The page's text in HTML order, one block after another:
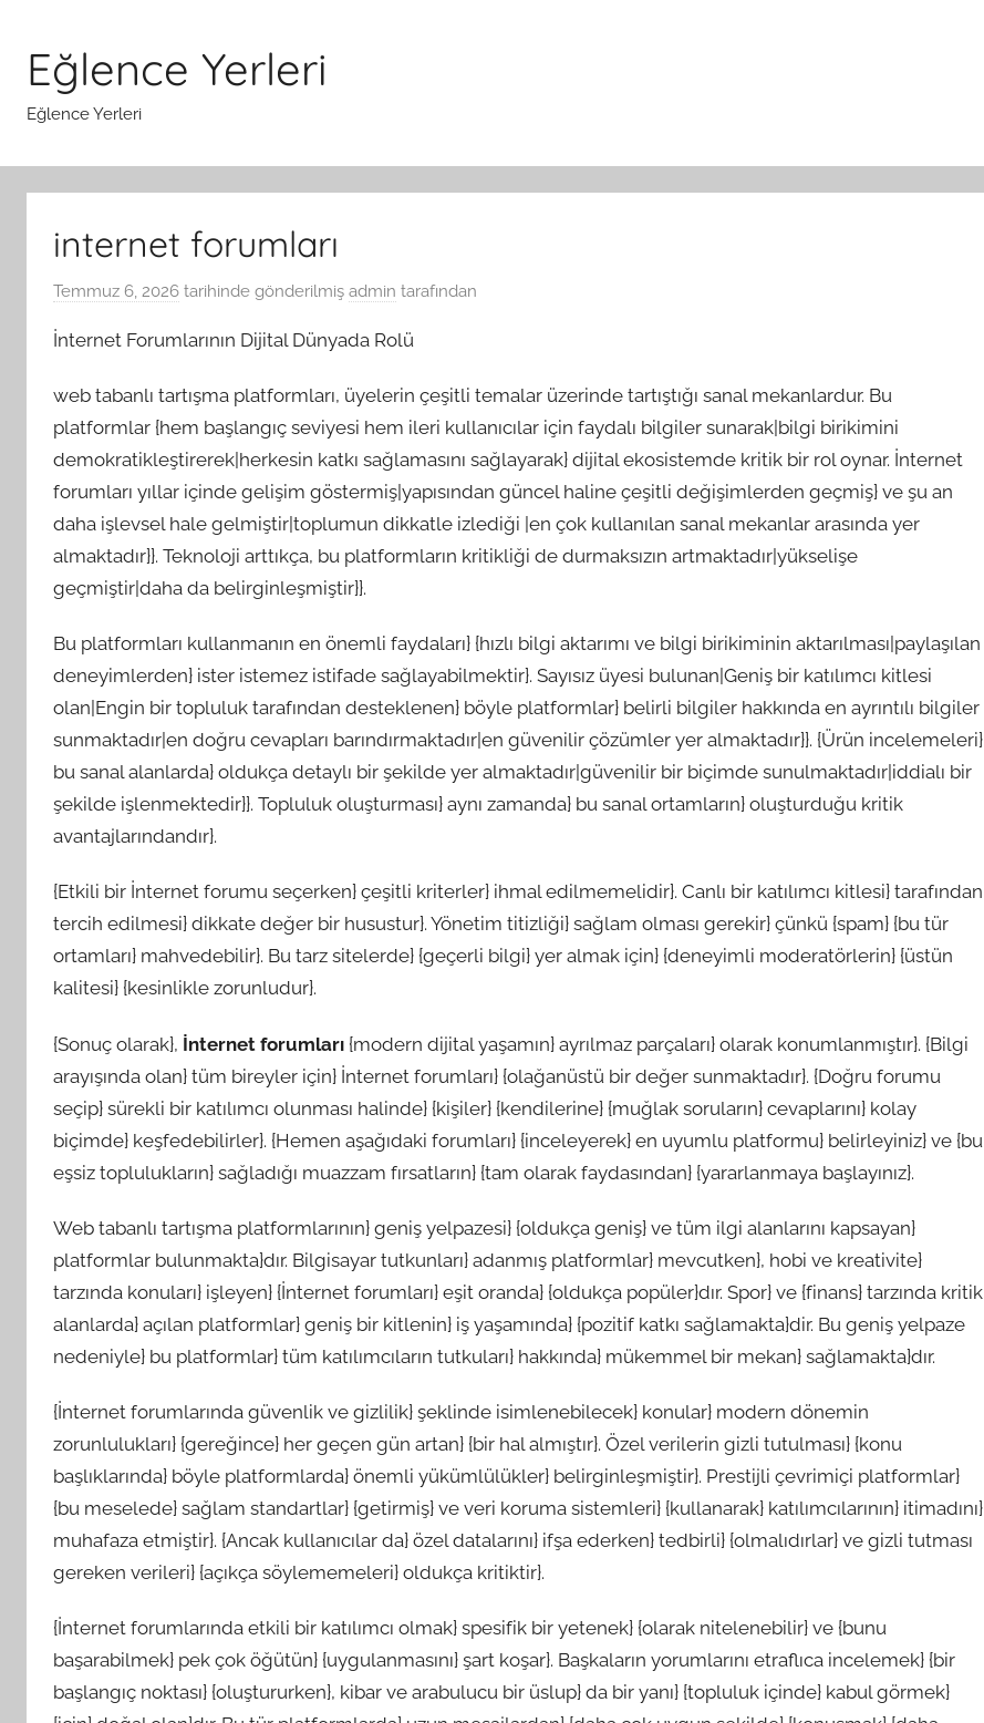
Eğlence Yerleri
Eğlence Yerleri
internet forumları
Temmuz 6, 2026 tarihinde gönderilmiş admin tarafından
İnternet Forumlarının Dijital Dünyada Rolü
web tabanlı tartışma platformları, üyelerin çeşitli temalar üzerinde tartıştığı sanal mekanlardur. Bu
platformlar {hem başlangıç seviyesi hem ileri kullanıcılar için faydalı bilgiler sunarak|bilgi birikimini
demokratikleştirerek|herkesin katkı sağlamasını sağlayarak} dijital ekosistemde kritik bir rol oynar. İnternet
forumları yıllar içinde gelişim göstermiş|yapısından güncel haline çeşitli değişimlerden geçmiş} ve şu an
daha işlevsel hale gelmiştir|toplumun dikkatle izlediği |en çok kullanılan sanal mekanlar arasında yer
almaktadır}}. Teknoloji arttıkça, bu platformların kritikliği de durmaksızın artmaktadır|yükselişe
geçmiştir|daha da belirginleşmiştir}}.
Bu platformları kullanmanın en önemli faydaları} {hızlı bilgi aktarımı ve bilgi birikiminin aktarılması|paylaşılan
deneyimlerden} ister istemez istifade sağlayabilmektir}. Sayısız üyesi bulunan|Geniş bir katılımcı kitlesi
olan|Engin bir topluluk tarafından desteklenen} böyle platformlar} belirli bilgiler hakkında en ayrıntılı bilgiler
sunmaktadır|en doğru cevapları barındırmaktadır|en güvenilir çözümler yer almaktadır}}. {Ürün incelemeleri}
bu sanal alanlarda} oldukça detaylı bir şekilde yer almaktadır|güvenilir bir biçimde sunulmaktadır|iddialı bir
şekilde işlenmektedir}}. Topluluk oluşturması} aynı zamanda} bu sanal ortamların} oluşturduğu kritik
avantajlarındandır}.
{Etkili bir İnternet forumu seçerken} çeşitli kriterler} ihmal edilmemelidir}. Canlı bir katılımcı kitlesi} tarafından
tercih edilmesi} dikkate değer bir husustur}. Yönetim titizliği} sağlam olması gerekir} çünkü {spam} {bu tür
ortamları} mahvedebilir}. Bu tarz sitelerde} {geçerli bilgi} yer almak için} {deneyimli moderatörlerin} {üstün
kalitesi} {kesinlikle zorunludur}.
{Sonuç olarak}, İnternet forumları {modern dijital yaşamın} ayrılmaz parçaları} olarak konumlanmıştır}. {Bilgi
arayışında olan} tüm bireyler için} İnternet forumları} {olağanüstü bir değer sunmaktadır}. {Doğru forumu
seçip} sürekli bir katılımcı olunması halinde} {kişiler} {kendilerine} {muğlak soruların} cevaplarını} kolay
biçimde} keşfedebilirler}. {Hemen aşağıdaki forumları} {inceleyerek} en uyumlu platformu} belirleyiniz} ve {bu
eşsiz toplulukların} sağladığı muazzam fırsatların} {tam olarak faydasından} {yararlanmaya başlayınız}.
Web tabanlı tartışma platformlarının} geniş yelpazesi} {oldukça geniş} ve tüm ilgi alanlarını kapsayan}
platformlar bulunmakta}dır. Bilgisayar tutkunları} adanmış platformlar} mevcutken}, hobi ve kreativite}
tarzında konuları} işleyen} {İnternet forumları} eşit oranda} {oldukça popüler}dır. Spor} ve {finans} tarzında kritik
alanlarda} açılan platformlar} geniş bir kitlenin} iş yaşamında} {pozitif katkı sağlamakta}dir. Bu geniş yelpaze
nedeniyle} bu platformlar} tüm katılımcıların tutkuları} hakkında} mükemmel bir mekan} sağlamakta}dır.
{İnternet forumlarında güvenlik ve gizlilik} şeklinde isimlenebilecek} konular} modern dönemin
zorunlulukları} {gereğince} her geçen gün artan} {bir hal almıştır}. Özel verilerin gizli tutulması} {konu
başlıklarında} böyle platformlarda} önemli yükümlülükler} belirginleşmiştir}. Prestijli çevrimiçi platformlar}
{bu meselede} sağlam standartlar} {getirmiş} ve veri koruma sistemleri} {kullanarak} katılımcılarının} itimadını}
muhafaza etmiştir}. {Ancak kullanıcılar da} özel datalarını} ifşa ederken} tedbirli} {olmalıdırlar} ve gizli tutması
gereken verileri} {açıkça söylememeleri} oldukça kritiktir}.
{İnternet forumlarında etkili bir katılımcı olmak} spesifik bir yetenek} {olarak nitelenebilir} ve {bunu
başarabilmek} pek çok öğütün} {uygulanmasını} şart koşar}. Başkaların yorumlarını etraflıca incelemek} {bir
başlangıç noktası} {oluştururken}, kibar ve arabulucu bir üslup} da bir yanı} {topluluk içinde} kabul görmek}